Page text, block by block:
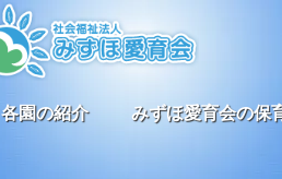
各園の紹介 みずほ愛育会の保